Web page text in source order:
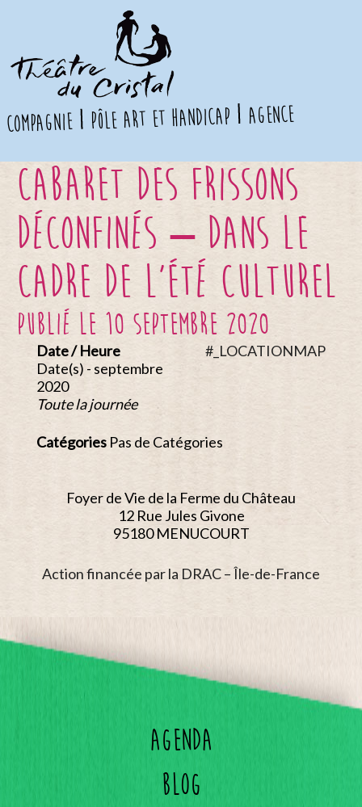
compagnie pôle art et handicap agence
Cabaret des Frissons
Déconfinés – Dans le
cadre de l’Été Culturel
publié le 10 septembre 2020
#_LOCATIONMAP
Date / Heure
Date(s) - septembre
2020
Toute la journée
Catégories Pas de Catégories
Foyer de Vie de la Ferme du Château
12 Rue Jules Givone
95180 MENUCOURT
Action financée par la DRAC – Île-de-France
Agenda
Blog